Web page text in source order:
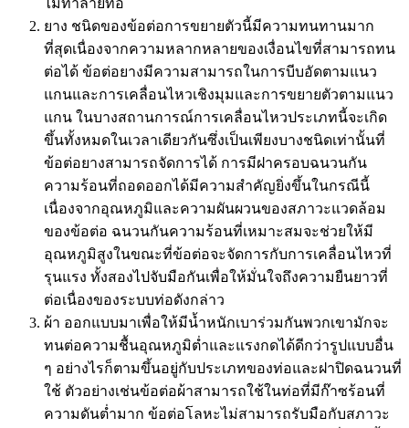
ไม่ทำลายท่อ
ยาง ชนิดของข้อต่อการขยายตัวนี้มีความทนทานมาก
ที่สุดเนื่องจากความหลากหลายของเงื่อนไขที่สามารถทน
ต่อได้ ข้อต่อยางมีความสามารถในการบีบอัดตามแนว
แกนและการเคลื่อนไหวเชิงมุมและการขยายตัวตามแนว
แกน ในบางสถานการณ์การเคลื่อนไหวประเภทนี้จะเกิด
ขึ้นทั้งหมดในเวลาเดียวกันซึ่งเป็นเพียงบางชนิดเท่านั้นที่
ข้อต่อยางสามารถจัดการได้ การมีฝาครอบฉนวนกัน
ความร้อนที่ถอดออกได้มีความสำคัญยิ่งขึ้นในกรณีนี้
เนื่องจากอุณหภูมิและความผันผวนของสภาวะแวดล้อม
ของข้อต่อ ฉนวนกันความร้อนที่เหมาะสมจะช่วยให้มี
อุณหภูมิสูงในขณะที่ข้อต่อจะจัดการกับการเคลื่อนไหวที่
รุนแรง ทั้งสองไปจับมือกันเพื่อให้มั่นใจถึงความยืนยาวที่
ต่อเนื่องของระบบท่อดังกล่าว
ผ้า ออกแบบมาเพื่อให้มีน้ำหนักเบาร่วมกันพวกเขามักจะ
ทนต่อความชื้นอุณหภูมิต่ำและแรงกดได้ดีกว่ารูปแบบอื่น
ๆ อย่างไรก็ตามขึ้นอยู่กับประเภทของท่อและฝาปิดฉนวนที่
ใช้ ตัวอย่างเช่นข้อต่อผ้าสามารถใช้ในท่อที่มีก๊าซร้อนที่
ความดันต่ำมาก ข้อต่อโลหะไม่สามารถรับมือกับสภาวะ